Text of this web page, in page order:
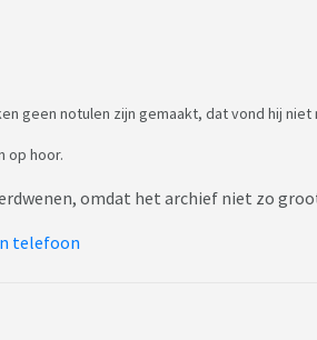
geen notulen zijn gemaakt, dat vond hij niet
op hoor.
omdat het archief niet zo
telefoon